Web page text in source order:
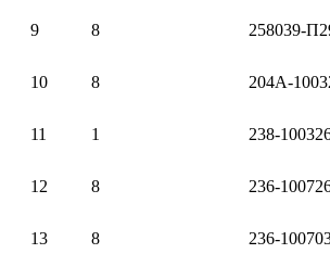
9 8 258039-
10 8 204А-
11 1 238-
12 8 236-
13 8 236-